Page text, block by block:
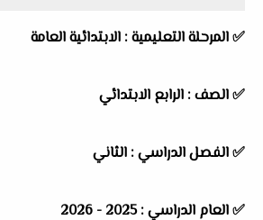
✅المرحلة التعليمية : الابتدائية العامة
✅الصف : الرابع الابتدائي
✅الفصل الدراسي : الثاني
✅العام الدراسي :2025 - 2026